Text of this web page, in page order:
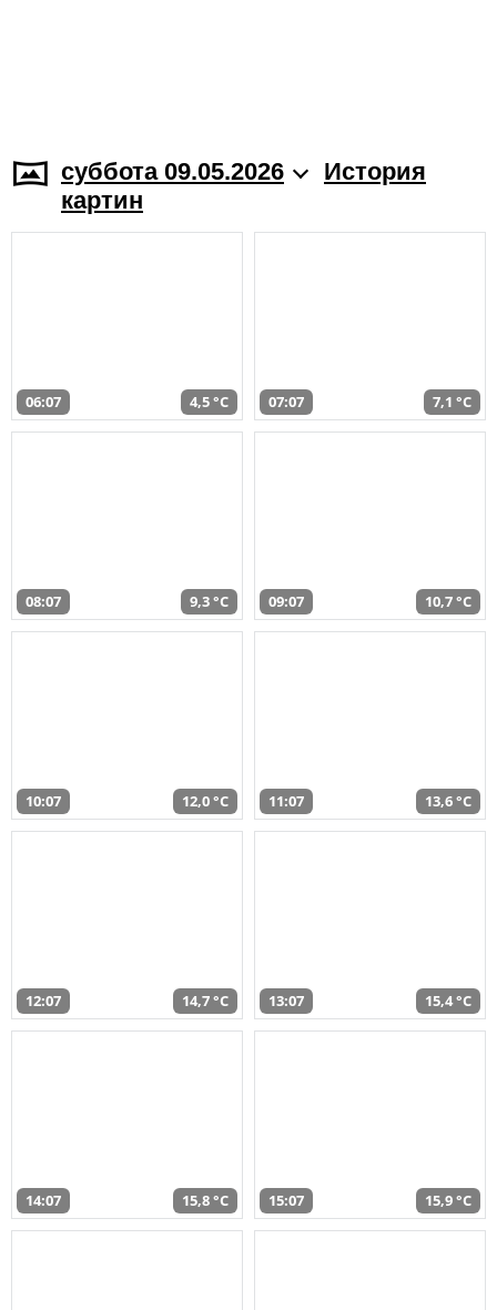
суббота 09.05.2026
История
картин
06:07 4,5 °C 07:07 7,1 °C
08:07 9,3 °C 09:07 10,7 °C
10:07 12,0 °C 11:07 13,6 °C
12:07 14,7 °C 13:07 15,4 °C
14:07 15,8 °C 15:07 15,9 °C